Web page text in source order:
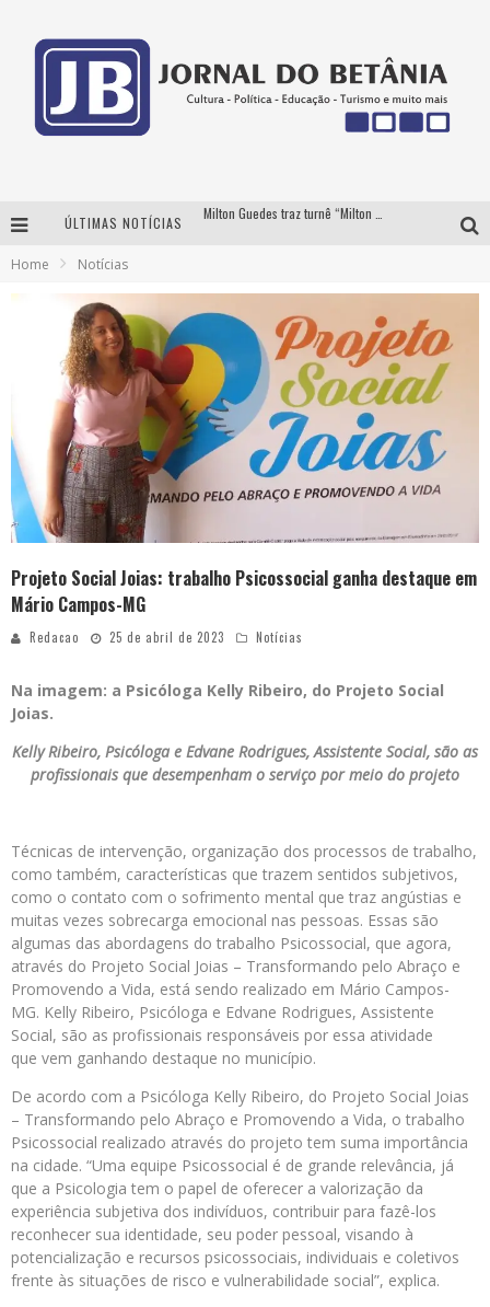
ÚLTIMAS NOTÍCIAS
Yan traz a turnê nacional do PagodYANdo para Belo Horizonte
Home Notícias
Projeto Social Joias: trabalho Psicossocial ganha destaque em
Mário Campos-MG
Redacao 25 de abril de 2023 Notícias
Na imagem: a Psicóloga Kelly Ribeiro, do Projeto Social
Joias.
Kelly Ribeiro, Psicóloga e Edvane Rodrigues, Assistente Social, são as
profissionais que desempenham o serviço por meio do projeto
Técnicas de intervenção, organização dos processos de trabalho,
como também, características que trazem sentidos subjetivos,
como o contato com o sofrimento mental que traz angústias e
muitas vezes sobrecarga emocional nas pessoas. Essas são
algumas das abordagens do trabalho Psicossocial, que agora,
através do Projeto Social Joias – Transformando pelo Abraço e
Promovendo a Vida, está sendo realizado em Mário Campos-
MG. Kelly Ribeiro, Psicóloga e Edvane Rodrigues, Assistente
Social, são as profissionais responsáveis por essa atividade
que vem ganhando destaque no município.
De acordo com a Psicóloga Kelly Ribeiro, do Projeto Social Joias
– Transformando pelo Abraço e Promovendo a Vida, o trabalho
Psicossocial realizado através do projeto tem suma importância
na cidade. “Uma equipe Psicossocial é de grande relevância, já
que a Psicologia tem o papel de oferecer a valorização da
experiência subjetiva dos indivíduos, contribuir para fazê-los
reconhecer sua identidade, seu poder pessoal, visando à
potencialização e recursos psicossociais, individuais e coletivos
frente às situações de risco e vulnerabilidade social”, explica.